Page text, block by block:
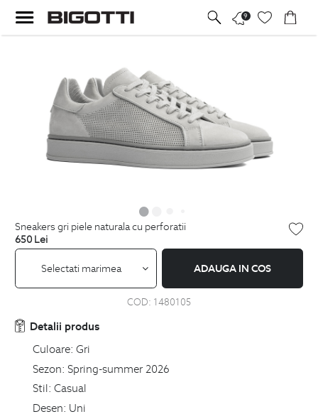
9
sneakers gri piele naturala cu perforatii
650 Lei
Selectati marimea ADAUGA IN COS
COD: 1480105
Detalii produs
Culoare: Gri
Sezon: Spring-summer 2026
Stil: Casual
Desen: Uni